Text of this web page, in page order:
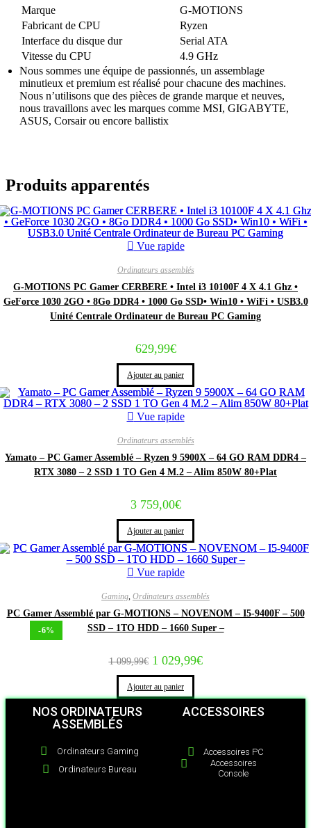
Marque
G-MOTIONS
Fabricant de CPU
Ryzen
Interface du disque dur
Serial ATA
Vitesse du CPU
4.9 GHz
Nous sommes une équipe de passionnés, un assemblage
minutieux et premium est réalisé pour chacune des machines.
Nous n’utilisons que des pièces de grande marque et neuves,
nous travaillons avec les marques comme MSI, GIGABYTE,
ASUS, Corsair ou encore ballistix
Produits apparentés
Vue rapide
Ordinateurs assemblés
G-MOTIONS PC Gamer CERBERE • Intel i3 10100F 4 X 4.1 Ghz •
GeForce 1030 2GO • 8Go DDR4 • 1000 Go SSD• Win10 • WiFi • USB3.0
Unité Centrale Ordinateur de Bureau PC Gaming
629,99€
Ajouter au panier
Vue rapide
Ordinateurs assemblés
Yamato – PC Gamer Assemblé – Ryzen 9 5900X – 64 GO RAM DDR4 –
RTX 3080 – 2 SSD 1 TO Gen 4 M.2 – Alim 850W 80+Plat
3 759,00€
Ajouter au panier
-6%
Vue rapide
Gaming, Ordinateurs assemblés
PC Gamer Assemblé par G-MOTIONS – NOVENOM – I5-9400F – 500
SSD – 1TO HDD – 1660 Super –
1 099,99€ 1 029,99€
Ajouter au panier
NOS ORDINATEURS
ASSEMBLÉS
Ordinateurs Gaming
Ordinateurs Bureau
ACCESSOIRES
Accessoires PC
Accessoires
Console